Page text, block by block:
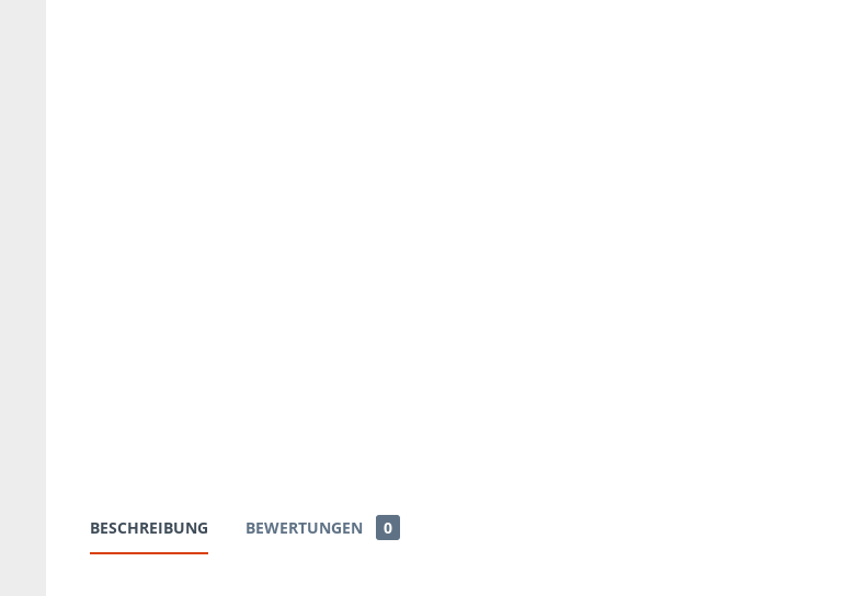
BESCHREIBUNG BEWERTUNGEN 0